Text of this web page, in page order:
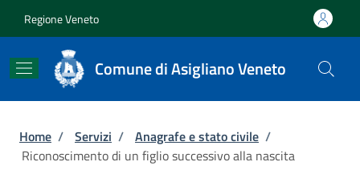
Regione Veneto
Comune di Asigliano Veneto
Briciole di pane
Home / Servizi / Anagrafe e stato civile /
Riconoscimento di un figlio successivo alla nascita